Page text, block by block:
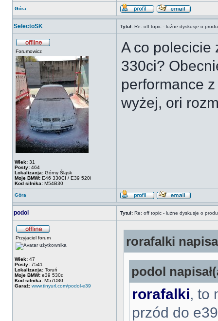
Góra
SelectoSK Tytuł: Re: off topic - luźne dyskusje o
Forumowicz
Wiek: 31
Posty: 464
Lokalizacja: Górny Śląsk
Moje BMW: E46 330CI / E39 520i
Kod silnika: M54B30
A co polecicie
330ci?
performance
wyżej, ori
Góra
podol Tytuł: Re: off topic - luźne dyskusje o
Przyjaciel forum
Wiek: 47
Posty: 7541
Lokalizacja: Toruń
Moje BMW: e39 530d
Kod silnika: M57D30
Garaż: www.tinyurl.com/podol-e39
rorafalki
podol
rorafalki, to
przód do